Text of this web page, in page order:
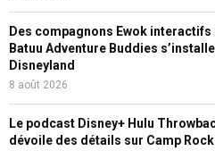
Des compagnons Ewok interactifs
Batuu Adventure Buddies
Disneyland
8 août 2026
Le podcast Disney+ Hulu
dévoile des détails sur Camp Rock